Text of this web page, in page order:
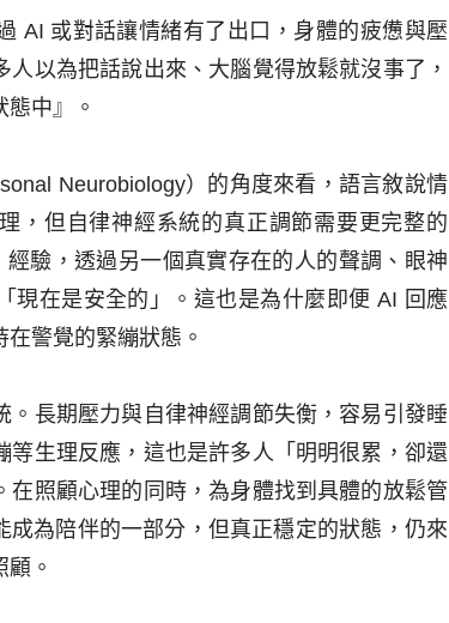
AI 或對話讓情緒有了出口，身體的疲憊與壓
以為把話說出來、大腦覺得放鬆就沒事了，
中』。
Neurobiology）的角度來看，語言敘說情
，但自律神經系統的真正調節需要更完整的
經驗，透過另一個真實存在的人的聲調、眼神
現在是安全的」。這也是為什麼即便 AI 回應
警覺的緊繃狀態。
。長期壓力與自律神經調節失衡，容易引發睡
等生理反應，這也是許多人「明明很累，卻還
在照顧心理的同時，為身體找到具體的放鬆管
成為陪伴的一部分，但真正穩定的狀態，仍來
。